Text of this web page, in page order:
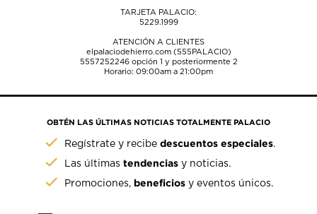
TARJETA PALACIO:
5229.1999
ATENCIÓN A CLIENTES
elpalaciodehierro.com (555PALACIO)
5557252246opción 1 y posteriormente 2
Horario: 09:00am a 21:00pm
OBTÉN LAS ÚLTIMAS NOTICIAS TOTALMENTE PALACIO
Regístrate y recibedescuentos especiales.
Las últimastendencias y noticias.
Promociones, beneficios y eventos únicos.